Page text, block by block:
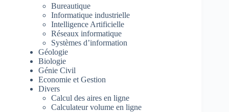
Bureautique
Informatique industrielle
Intelligence Artificielle
Réseaux informatique
Systèmes d’information
Géologie
Biologie
Génie Civil
Economie et Gestion
Divers
Calcul des aires en ligne
Calculateur volume en ligne